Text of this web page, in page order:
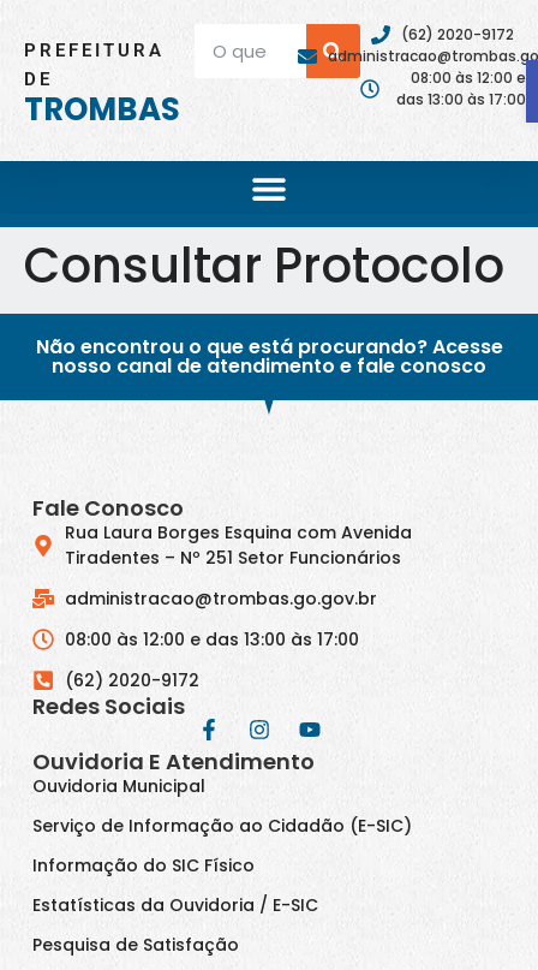
PREFEITURA
DE
TROMBAS
(62) 2020-9172
08:00 às 12:00 e
das 13:00 às 17:00
Consultar Protocolo
Não encontrou o que está procurando? Acesse
nosso canal de atendimento e fale conosco
Fale Conosco
Rua Laura Borges Esquina com Avenida
Tiradentes – Nº 251 Setor Funcionários
administracao@trombas.go.gov.br
08:00 às 12:00 e das 13:00 às 17:00
(62) 2020-9172
Redes Sociais
Ouvidoria E Atendimento
Ouvidoria Municipal
Serviço de Informação ao Cidadão (E-SIC)
Informação do SIC Físico
Estatísticas da Ouvidoria / E-SIC
Pesquisa de Satisfação